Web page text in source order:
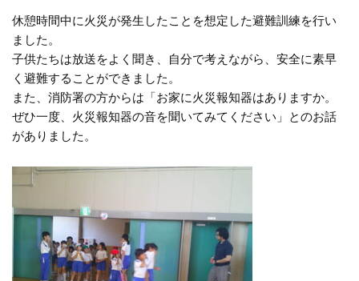
休憩時間中に火災が発生したことを想定した避難訓練を行い
ました。
子供たちは放送をよく聞き、自分で考えながら、安全に素早
く避難することができました。
また、消防署の方からは「お家に火災報知器はありますか。
ぜひ一度、火災報知器の音を聞いてみてください」とのお話
がありました。